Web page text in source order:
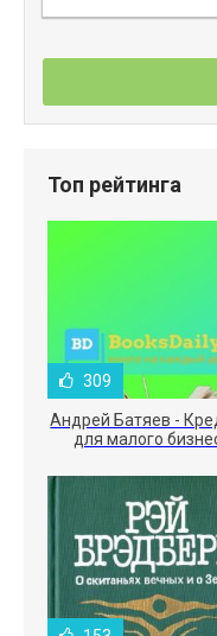
Топ рейтинга
309
Андрей Батяев -
для малого